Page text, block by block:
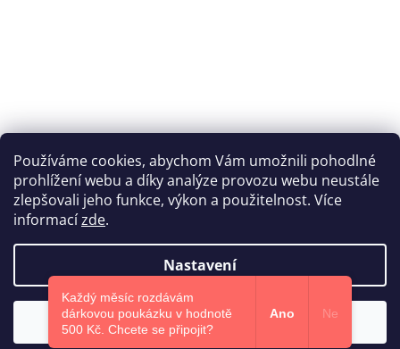
Používáme cookies, abychom Vám umožnili pohodlné
prohlížení webu a díky analýze provozu webu neustále
zlepšovali jeho funkce, výkon a použitelnost. Více
informacízde.
Nastavení
Souhlasím
Katka Hromasová Foto
Vytvořil Shoptet
Copyright 2026Euphoris.cz. Všechna práva vyhrazena.
Každý měsíc rozdávám
dárkovou poukázku v hodnotě
500 Kč.​ Chcete se připojit?
Ano Ne